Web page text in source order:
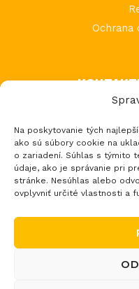
Na poskytovanie tých
ako sú súbory cookie na
o zariadení. Súhlas s týmito
údaje, ako je správanie pri
stránke. Nesúhlas alebo
ovplyvniť určité vlastnosti a
Ochrana
017 05
tel.:
email: